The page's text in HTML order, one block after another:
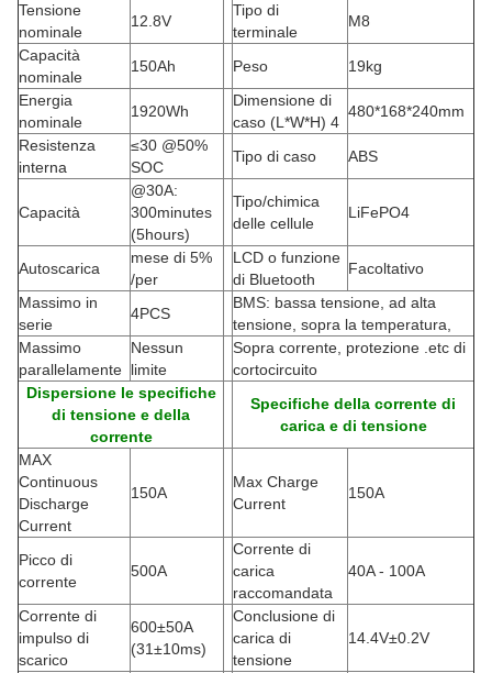
Tensione
nominale
12.8V
Tipo di
terminale
M8
Capacità
nominale
150Ah Peso
19kg
Energia
nominale
1920Wh
Dimensione di
caso (L*W*H) 4
480*168*240mm
Resistenza
interna
≤30 @50%
SOC
Tipo di caso ABS
Capacità
@30A:
300minutes
(5hours)
Tipo/chimica
delle cellule
LiFePO4
Autoscarica
mese di 5%
/per
LCD o funzione
di Bluetooth
Facoltativo
Massimo in
serie
4PCS
BMS: bassa tensione, ad alta
tensione, sopra la temperatura,
Massimo
parallelamente
Nessun
limite
Sopra corrente, protezione .etc di
cortocircuito
Dispersione le specifiche
di tensione e della
corrente
Specifiche della corrente di
carica e di tensione
MAX
Continuous
Discharge
Current
150A
Max Charge
Current
150A
Picco di
corrente
500A
Corrente di
carica
raccomandata
40A - 100A
Corrente di
impulso di
scarico
600±50A
(31±10ms)
Conclusione di
carica di
tensione
14.4V±0.2V